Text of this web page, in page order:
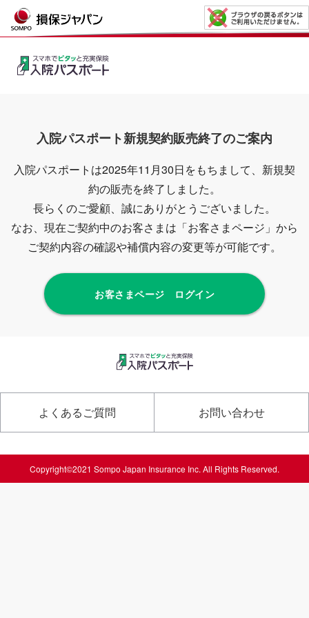
入院パスポート新規契約販売終了のご案内
入院パスポートは2025年11月30日をもちまして、新規契
約の販売を終了しました。
長らくのご愛顧、誠にありがとうございました。
なお、現在ご契約中のお客さまは「お客さまページ」から
ご契約内容の確認や補償内容の変更等が可能です。
お客さまページ ログイン
よくあるご質問 お問い合わせ
Copyright©2021 Sompo Japan Insurance Inc. All Rights Reserved.